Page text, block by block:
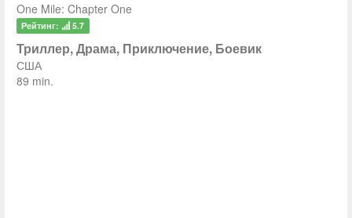
One Mile: Chapter One
Рейтинг: 5.7
Триллер, Драма, Приключение, Боевик
США
89 min.